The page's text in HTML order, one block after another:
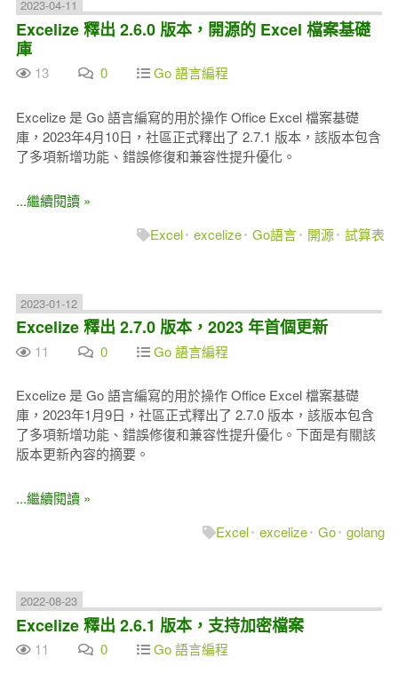
2023-04-11
Excelize 釋出 2.6.0 版本，開源的 Excel 檔案基礎
庫
13 0 Go 語言編程
Excelize 是 Go 語言編寫的用於操作 Office Excel 檔案基礎
庫，2023年4月10日，社區正式釋出了 2.7.1 版本，該版本包含
了多項新增功能、錯誤修復和兼容性提升優化。
...繼續閱讀 »
Excel excelize Go語言 開源 試算表
2023-01-12
Excelize 釋出 2.7.0 版本，2023 年首個更新
11 0 Go 語言編程
Excelize 是 Go 語言編寫的用於操作 Office Excel 檔案基礎
庫，2023年1月9日，社區正式釋出了 2.7.0 版本，該版本包含
了多項新增功能、錯誤修復和兼容性提升優化。下面是有關該
版本更新內容的摘要。
...繼續閱讀 »
Excel excelize Go golang
2022-08-23
Excelize 釋出 2.6.1 版本，支持加密檔案
11 0 Go 語言編程